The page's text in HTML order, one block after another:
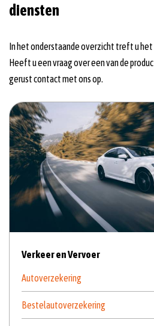
diensten
In het onderstaande overzicht treft u het
Heeft u een vraag over een van de
gerust contact met ons op.
Verkeer en Vervoer
Autoverzekering
Bestelautoverzekering